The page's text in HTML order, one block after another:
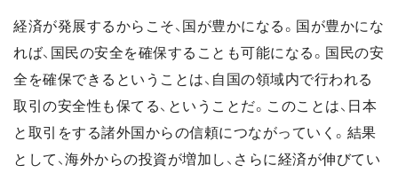
経済が発展するからこそ、国が豊かになる。国が豊かにな
れば、国民の安全を確保することも可能になる。国民の安
全を確保できるということは、自国の領域内で行われる
取引の安全性も保てる、ということだ。このことは、日本
と取引をする諸外国からの信頼につながっていく。結果
として、海外からの投資が増加し、さらに経済が伸びてい